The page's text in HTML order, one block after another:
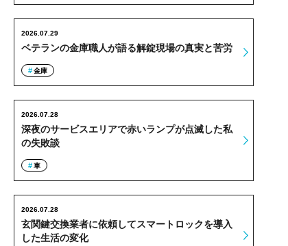
ベテランの金庫職人が語る解錠現場の真実と苦労
2026.07.29
金庫
深夜のサービスエリアで赤いランプが点滅した私
の失敗談
2026.07.28
車
玄関鍵交換業者に依頼してスマートロックを導入
した生活の変化
2026.07.28